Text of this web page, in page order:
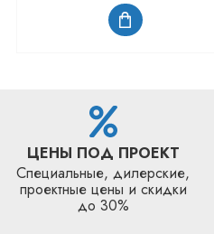
ЦЕНЫ ПОД ПРОЕКТ
Специальные, дилерские,
проектные цены и скидки
до 30%